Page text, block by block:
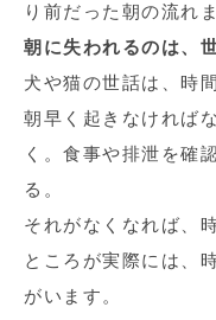
り前だった朝の流れ
朝に失われるのは、
犬や猫の世話は、時
朝早く起きなければ
く。食事や排泄を確
る。
それがなくなれば、
ところが実際には、
がいます。